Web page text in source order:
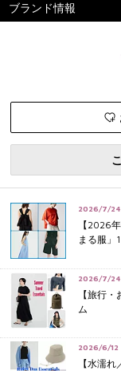
ブランド情報
2026/7/24
【2026
まる服」
2026/7/24
【旅行
ム
2026/6/12
【水濡